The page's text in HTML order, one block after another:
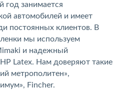
год занимается
автомобилей и имеет
постоянных клиентов. В
мы используем
и надежный
Latex. Нам доверяют такие
метрополитен»,
Fincher.